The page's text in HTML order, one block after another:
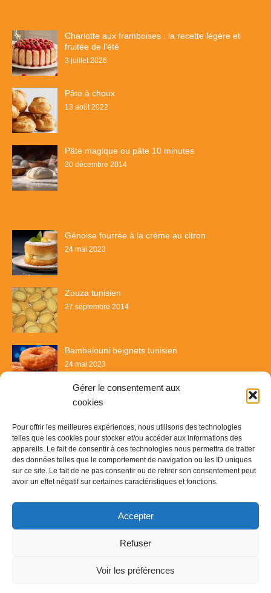
Gérer le consentement aux
cookies
Pour offrir les meilleures expériences, nous utilisons des technologies
telles que les cookies pour stocker et/ou accéder aux informations des
appareils. Le fait de consentir à ces technologies nous permettra de traiter
des données telles que le comportement de navigation ou les ID uniques
sur ce site. Le fait de ne pas consentir ou de retirer son consentement peut
avoir un effet négatif sur certaines caractéristiques et fonctions.
Accepter
Refuser
Voir les préférences
Charlotte aux framboises : la recette légère et
fruitée de l’été
3 juillet 2026
Pâte à choux
13 août 2022
Pâte magique ou pâte 10 minutes
30 décembre 2014
Génoise fourrée à la crème au citron
24 mai 2023
Zouza tunisien
27 septembre 2014
Bambalouni beignets tunisien
24 mai 2023
Recette & Délices
Recette & Délice